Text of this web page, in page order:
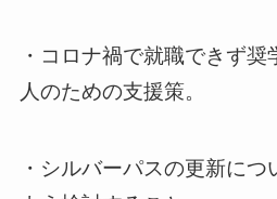
・コロナ禍で就職できず
人のための支援策。
・シルバーパスの更新に